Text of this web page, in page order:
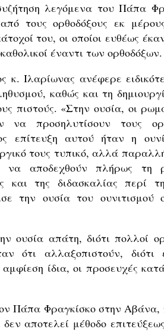
λεγόμενα του Πάπα
τους ορθοδόξους εκ
του, οι οποίοι ευθέως
έναντι των ορθοδόξων.
Ιλαρίωνας ανέφερε
καθώς και τη
πιστούς. «Στην ουσία, οι
να προσηλυτίσουν τους
επίτευξη αυτού ήταν η
τους τυπικό, αλλά
να αποδεχθούν πλήρως τη
της διδασκαλίας περί
την ουσία του ουνιτισμού
ουσία απάτη, διότι πολλοί
ότι αλλαξοπιστούν, διότι
ίδια, οι προσευχές
Πάπα Φραγκίσκο στην
αποτελεί μέθοδο